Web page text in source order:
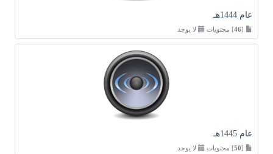
عام 1444هـ
[
46] محتويات لا يوجد
عام 1445هـ
[
50] محتويات لا يوجد